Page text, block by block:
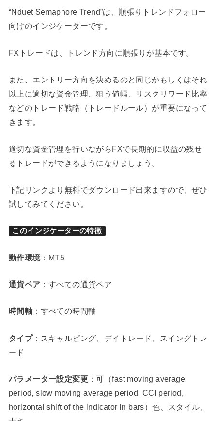
“Nduet Semaphore Trend”は、順張りトレンドフォロー
向けのインジケーターです。
FXトレードは、トレンド方向に順張りが基本です。
また、エントリー方向を決めるのと同じかもしくはそれ
以上に適切な資金管理、狙う値幅、リスクリワード比率
などのトレード戦略（トレードルール）が重要になって
きます。
適切な資金管理を行いながらFXで長期的に収益の残せ
るトレードができるようになりましょう。
下記リンクより無料でダウンロード出来ますので、ぜひ
試してみてください。
このインジケーターの特徴
動作環境：MT5
通貨ペア ：すべての通貨ペア
時間軸 ：すべての時間軸
タイプ：スキャルピング、デイトレード、スイングトレ
ード
パラメーター設定変更 ：可（fast moving average
period, slow moving average period, CCI period,
horizontal shift of the indicator in bars）色、スタイル、